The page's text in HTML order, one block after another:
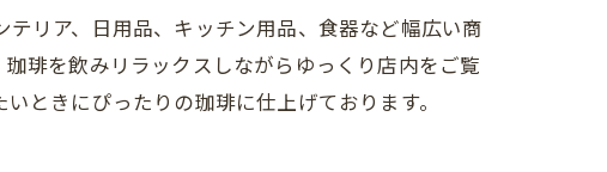
リア、日用品、キッチン用品、食器など幅広い商
琲を飲みリラックスしながらゆっくり店内をご覧
ときにぴったりの珈琲に仕上げております。